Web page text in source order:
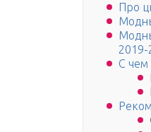
Про
2019-
С чем